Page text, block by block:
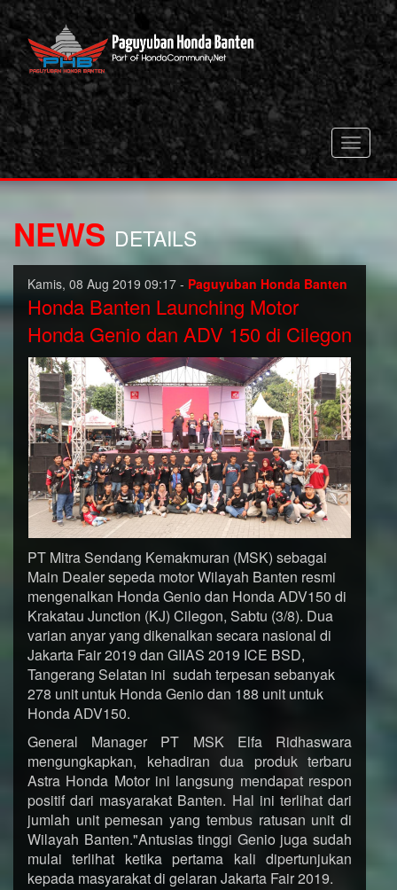
Toggle
NEWS DETAILS
Kamis, 08 Aug 2019 09:17 - Paguyuban Honda Banten
Honda Banten Launching Motor
Honda Genio dan ADV 150 di Cilegon
PT Mitra Sendang Kemakmuran (MSK) sebagai
Main Dealer sepeda motor Wilayah Banten resmi
mengenalkan Honda Genio dan Honda ADV150 di
Krakatau Junction (KJ) Cilegon, Sabtu (3/8). Dua
varian anyar yang dikenalkan secara nasional di
Jakarta Fair 2019 dan GIIAS 2019 ICE BSD,
Tangerang Selatan ini sudah terpesan sebanyak
278 unit untuk Honda Genio dan 188 unit untuk
Honda ADV150.
General Manager PT MSK Elfa Ridhaswara
mengungkapkan, kehadiran dua produk terbaru
Astra Honda Motor ini langsung mendapat respon
positif dari masyarakat Banten. Hal ini terlihat dari
jumlah unit pemesan yang tembus ratusan unit di
Wilayah Banten."Antusias tinggi Genio juga sudah
mulai terlihat ketika pertama kali dipertunjukan
kepada masyarakat di gelaran Jakarta Fair 2019.